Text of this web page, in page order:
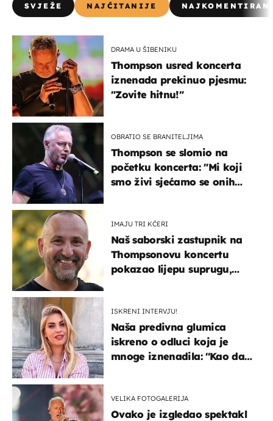
SVJEŽE NAJČITANIJE
DRAMA U ŠIBENIKU
Thompson usred koncerta
iznenada prekinuo pjesmu:
"Zovite hitnu!"
OBRATIO SE BRANITELJIMA
Thompson se slomio na
početku koncerta: "Mi koji
smo živi sjećamo se onih
IMAJU TRI KĆERI
Naš saborski zastupnik na
Thompsonovu koncertu
pokazao lijepu suprugu,
ISKRENI INTERVJU!
Naša predivna glumica
iskreno o odluci koja je
mnoge iznenadila: ''Kao da
VELIKA FOTOGALERIJA
Ovako je izgledao spektakl